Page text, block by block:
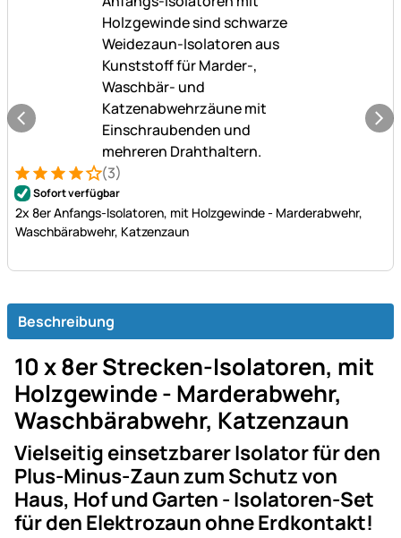
Bewertung: 4 von 5 (3 Bewertungen)
3 Bewertungen
(3)
Sofort verfügbar
2x 8er Anfangs-Isolatoren, mit Holzgewinde - Marderabwehr,
Waschbärabwehr, Katzenzaun
Beschreibung
10 x 8er Strecken-Isolatoren, mit
Holzgewinde - Marderabwehr,
Waschbärabwehr, Katzenzaun
Vielseitig einsetzbarer Isolator für den
Plus-Minus-Zaun zum Schutz von
Haus, Hof und Garten - Isolatoren-Set
für den Elektrozaun ohne Erdkontakt!